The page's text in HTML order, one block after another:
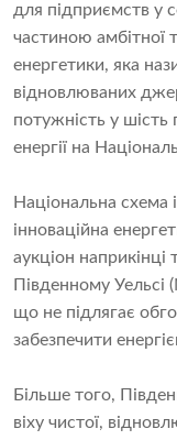
для підприємств у
частиною амбітної
енергетики, яка
відновлюваних
потужність у шість
енергії на
Національна схема
інноваційна
аукціон
Південному Уельсі
що не підлягає
забезпечити
Більше того,
віху чистої,